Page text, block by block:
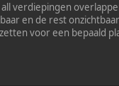
verdiepingen
en de rest
voor een bepaald